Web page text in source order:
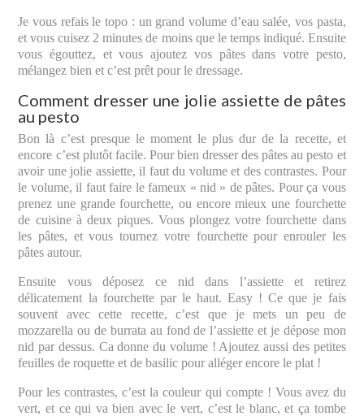
Je vous refais le topo : un grand volume d’eau salée, vos pasta,
et vous cuisez 2 minutes de moins que le temps indiqué. Ensuite
vous égouttez, et vous ajoutez vos pâtes dans votre pesto,
mélangez bien et c’est prêt pour le dressage.
Comment dresser une jolie assiette de pâtes
au pesto
Bon là c’est presque le moment le plus dur de la recette, et
encore c’est plutôt facile. Pour bien dresser des pâtes au pesto et
avoir une jolie assiette, il faut du volume et des contrastes. Pour
le volume, il faut faire le fameux « nid » de pâtes. Pour ça vous
prenez une grande fourchette, ou encore mieux une fourchette
de cuisine à deux piques. Vous plongez votre fourchette dans
les pâtes, et vous tournez votre fourchette pour enrouler les
pâtes autour.
Ensuite vous déposez ce nid dans l’assiette et retirez
délicatement la fourchette par le haut. Easy ! Ce que je fais
souvent avec cette recette, c’est que je mets un peu de
mozzarella ou de burrata au fond de l’assiette et je dépose mon
nid par dessus. Ca donne du volume ! Ajoutez aussi des petites
feuilles de roquette et de basilic pour alléger encore le plat !
Pour les contrastes, c’est la couleur qui compte ! Vous avez du
vert, et ce qui va bien avec le vert, c’est le blanc, et ça tombe